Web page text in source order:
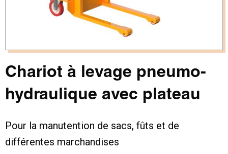
Chariot à levage pneumo-
hydraulique avec plateau
Pour la manutention de sacs, fûts et de
différentes marchandises